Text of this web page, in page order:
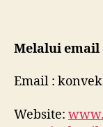
Melalui email
Email :
Website: